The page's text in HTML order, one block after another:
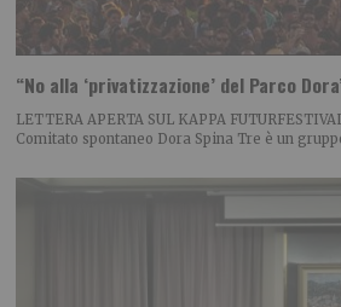
“No alla ‘privatizzazione’ del Parco
LETTERA APERTA SUL KAPPA
Comitato spontaneo Dora Spina Tre è un